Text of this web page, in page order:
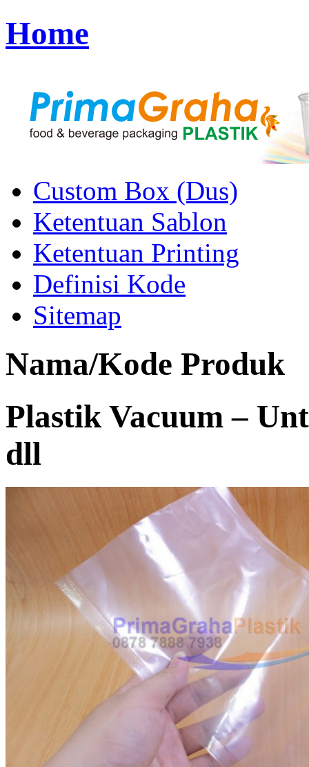
Home
Custom Box (Dus)
Ketentuan Sablon
Ketentuan Printing
Definisi Kode
Sitemap
Nama/Kode Produk
Plastik Vacuum –
dll